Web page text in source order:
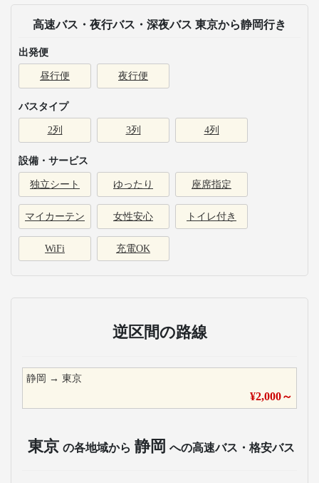
高速バス・夜行バス・深夜バス 東京から静岡行き
出発便
昼行便 夜行便
バスタイプ
2列 3列 4列
設備・サービス
独立シート ゆったり 座席指定
マイカーテン 女性安心 トイレ付き
WiFi 充電OK
逆区間の路線
静岡 → 東京
¥2,000～
東京 の各地域から 静岡 への高速バス・格安バス